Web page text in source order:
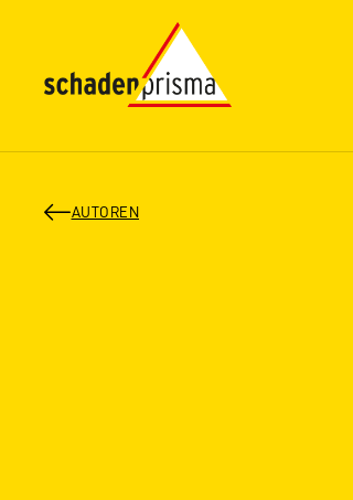
AUTOREN